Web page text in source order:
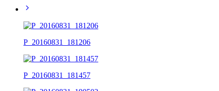
P_20160831_181206
P_20160831_181457